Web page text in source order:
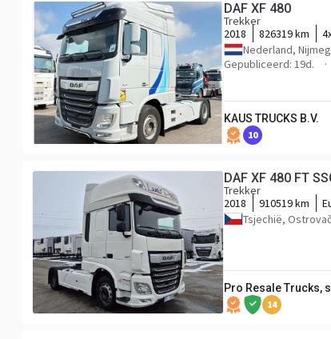
DAF XF 480
Trekker
2018
826319 km
Nederland,
Gepubliceerd: 19d.
KAUS TRUCKS B.V.
10
DAF XF 480 FT
Trekker
2018
910519 km
Tsjechië,
Pro Resale Trucks,
14